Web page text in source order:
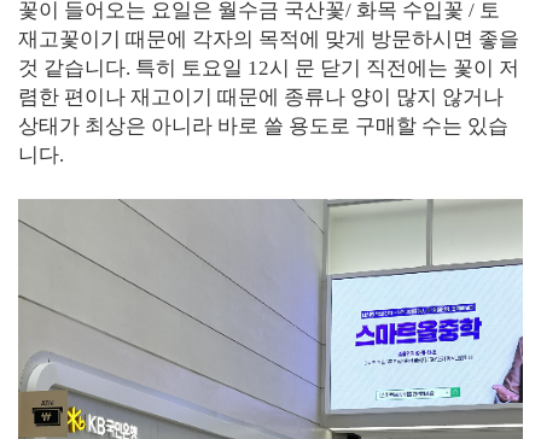
꽃이 들어오는 요일은 월수금 국산꽃/ 화목 수입꽃 / 토
재고꽃이기 때문에 각자의 목적에 맞게 방문하시면 좋을
것 같습니다. 특히 토요일 12시 문 닫기 직전에는 꽃이 저
렴한 편이나 재고이기 때문에 종류나 양이 많지 않거나
상태가 최상은 아니라 바로 쓸 용도로 구매할 수는 있습
니다.